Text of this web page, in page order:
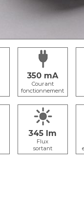
350
Courant
fonctionnement
345
Flux
sortant